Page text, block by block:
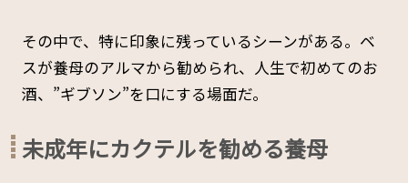
その中で、特に印象に残っているシーンがある。ベ
スが養母のアルマから勧められ、人生で初めてのお
酒、”ギブソン”を口にする場面だ。
未成年にカクテルを勧める養母